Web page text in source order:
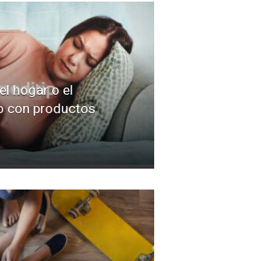
hogar o el
con productos